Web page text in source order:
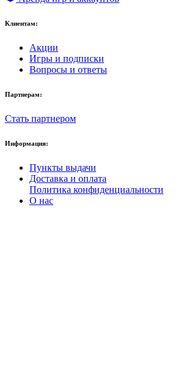
Клиентам:
Акции
Игры и подписки
Вопросы и ответы
Партнерам:
Стать партнером
Информация:
Пункты выдачи
Доставка и оплата
Политика конфиденциальности
О нас